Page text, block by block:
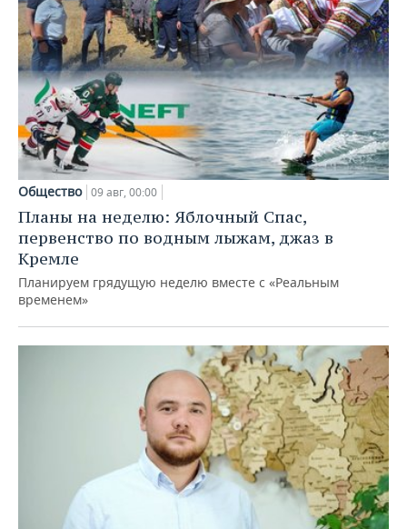
Общество 09 авг, 00:00
Планы на неделю: Яблочный Спас,
первенство по водным лыжам, джаз в
Кремле
Планируем грядущую неделю вместе с «Реальным
временем»